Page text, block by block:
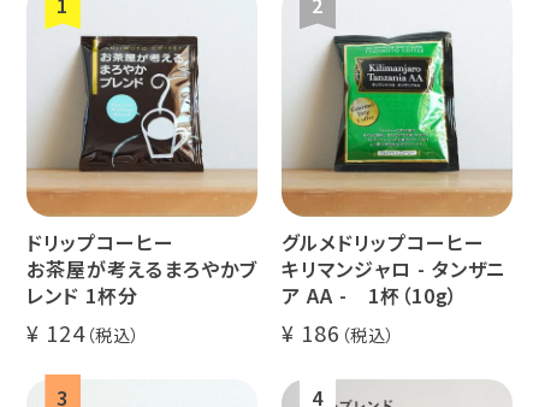
すてきな道
具
生活雑貨 福袋
業務用 定期便 送料無料
インドネシ
グァテマラ
ホンジュラ
ス
ドリップコーヒー
お茶屋が考えるまろやかブ
レンド 1杯分
124
グルメドリップコーヒー
キリマンジャロ - タンザニ
ア AA - 1杯（10g）
186